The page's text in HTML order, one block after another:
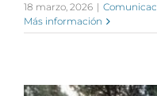
18 marzo, 2026 |
Más información